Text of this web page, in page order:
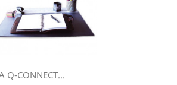
Q-CONNECT...